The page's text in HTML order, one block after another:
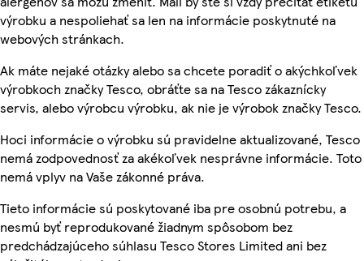
výrobku a nespoliehať sa len na informácie poskytnuté na
webových stránkach.
Ak máte nejaké otázky alebo sa chcete poradiť o akýchkoľvek
výrobkoch značky Tesco, obráťte sa na Tesco zákaznícky
servis, alebo výrobcu výrobku, ak nie je výrobok značky Tesco.
Hoci informácie o výrobku sú pravidelne aktualizované, Tesco
nemá zodpovednosť za akékoľvek nesprávne informácie. Toto
nemá vplyv na Vaše zákonné práva.
Tieto informácie sú poskytované iba pre osobnú potrebu, a
nesmú byť reprodukované žiadnym spôsobom bez
predchádzajúceho súhlasu Tesco Stores Limited ani bez